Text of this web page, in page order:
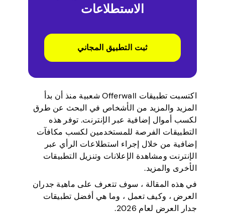
الاستطلاعات
ثبت التطبيق المجاني
اكتسبت تطبيقات Offerwall شعبية منذ أن بدأ
المزيد والمزيد من الأشخاص في البحث عن طرق
لكسب أموال إضافية عبر الإنترنت. توفر هذه
التطبيقات الفرصة للمستخدمين لكسب مكافآت
إضافية من خلال إجراء استطلاعات الرأي عبر
الإنترنت ومشاهدة الإعلانات وتنزيل التطبيقات
الأخرى والمزيد.
في هذه المقالة ، سوف تتعرف على ماهية جدران
العرض ، وكيف تعمل ، وما هي أفضل تطبيقات
جدار العرض لعام 2026.